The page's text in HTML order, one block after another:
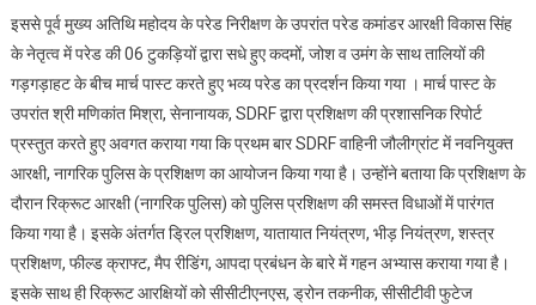
इससे पूर्व मुख्य अतिथि महोदय के परेड निरीक्षण के उपरांत परेड कमांडर आरक्षी विकास सिंह
के नेतृत्व में परेड की 06 टुकड़ियों द्वारा सधे हुए कदमों, जोश व उमंग के साथ तालियों की
गड़गड़ाहट के बीच मार्च पास्ट करते हुए भव्य परेड का प्रदर्शन किया गया । मार्च पास्ट के
उपरांत श्री मणिकांत मिश्रा, सेनानायक, SDRF द्वारा प्रशिक्षण की प्रशासनिक रिपोर्ट
प्रस्तुत करते हुए अवगत कराया गया कि प्रथम बार SDRF वाहिनी जौलीग्रांट में नवनियुक्त
आरक्षी, नागरिक पुलिस के प्रशिक्षण का आयोजन किया गया है। उन्होंने बताया कि प्रशिक्षण के
दौरान रिक्रूट आरक्षी (नागरिक पुलिस) को पुलिस प्रशिक्षण की समस्त विधाओं में पारंगत
किया गया है। इसके अंतर्गत ड्रिल प्रशिक्षण, यातायात नियंत्रण, भीड़ नियंत्रण, शस्त्र
प्रशिक्षण, फील्ड क्राफ्ट, मैप रीडिंग, आपदा प्रबंधन के बारे में गहन अभ्यास कराया गया है।
इसके साथ ही रिक्रूट आरक्षियों को सीसीटीएनएस, ड्रोन तकनीक, सीसीटीवी फुटेज